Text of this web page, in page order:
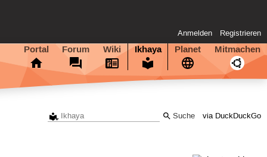
Anmelden Registrieren
Portal Forum Wiki Ikhaya Planet Mitmachen
via DuckDuckGo